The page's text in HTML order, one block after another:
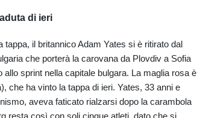
di ieri
il britannico Adam Yates si è ritirato dal
che porterà la carovana da Plovdiv a Sofia
sprint nella capitale bulgara. La maglia rosa è
che ha vinto la tappa di ieri. Yates, 33 anni e
aveva faticato rialzarsi dopo la carambola